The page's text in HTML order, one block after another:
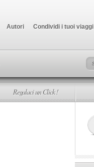
Autori Condividi i tuoi viaggi
Regalaci un Click !